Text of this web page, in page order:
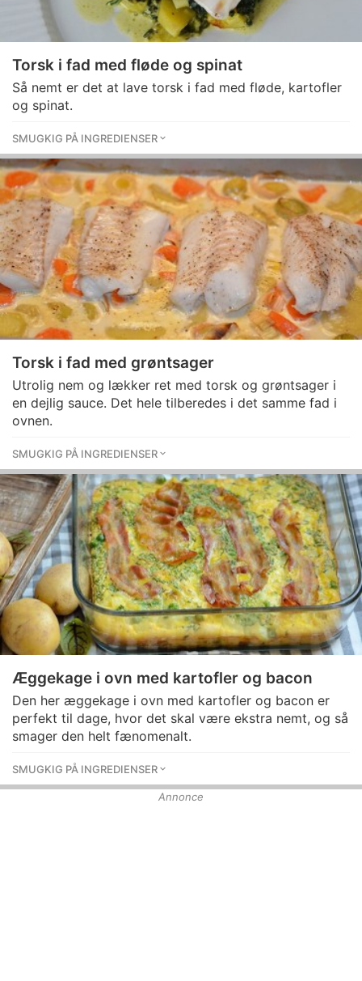
Torsk i fad med fløde og spinat
Så nemt er det at lave torsk i fad med fløde, kartofler
og spinat.
SMUGKIG PÅ INGREDIENSER
Torsk i fad med grøntsager
Utrolig nem og lækker ret med torsk og grøntsager i
en dejlig sauce. Det hele tilberedes i det samme fad i
ovnen.
SMUGKIG PÅ INGREDIENSER
Æggekage i ovn med kartofler og bacon
Den her æggekage i ovn med kartofler og bacon er
perfekt til dage, hvor det skal være ekstra nemt, og så
smager den helt fænomenalt.
SMUGKIG PÅ INGREDIENSER
Annonce